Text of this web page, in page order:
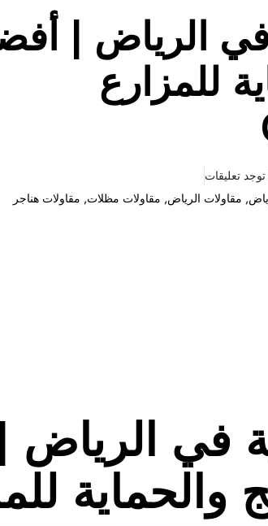
الرياض |
للمزارع
توجد تعليقات
, مقاولات الرياض, مقاولات مظلات, مقاولات هناجر
في
والحماية